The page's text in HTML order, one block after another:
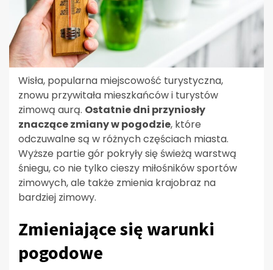
Wisła, popularna miejscowość turystyczna,
znowu przywitała mieszkańców i turystów
zimową aurą. Ostatnie dni przyniosły
znaczące zmiany w pogodzie, które
odczuwalne są w różnych częściach miasta.
Wyższe partie gór pokryły się świeżą warstwą
śniegu, co nie tylko cieszy miłośników sportów
zimowych, ale także zmienia krajobraz na
bardziej zimowy.
Zmieniające się warunki
pogodowe